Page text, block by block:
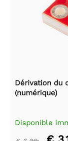
Dérivation du
(numérique)
Disponible